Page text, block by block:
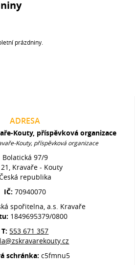
prázdniny.
ADRESA
Kouty, příspěvková organizace
Kouty, příspěvková organizace
Bolatická 97/9
Kravaře - Kouty
republika
IČ:70940070
spořitelna, a.s. Kravaře
1849695379/0800
T: 553 671 357
schránka: c5fmnu5